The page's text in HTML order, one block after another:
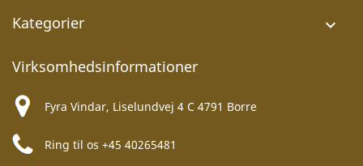
Kategorier 
Virksomhedsinformationer
Fyra Vindar, Liselundvej 4 C 4791 Borre
Ring til os +45 40265481